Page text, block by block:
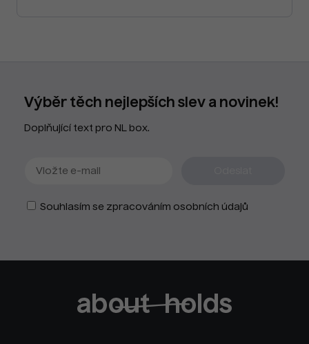
Výběr těch nejlepších slev a novinek!
Doplňující text pro NL box.
Souhlasím se zpracováním osobních údajů